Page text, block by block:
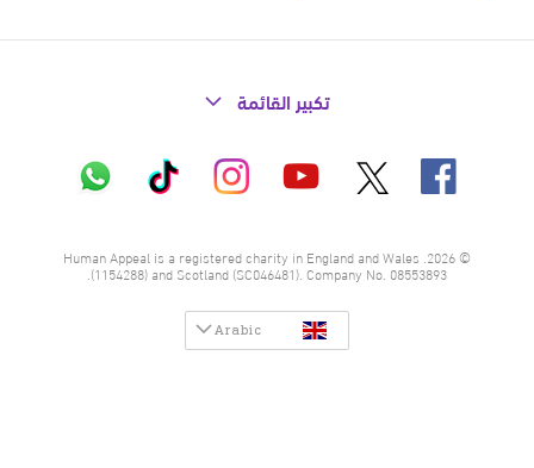
تكبير القائمة
فيسبوك يوتيوب إنستاغرام تيك
توك
واتساب
© 2026. Human Appeal is a registered charity in England and Wales
(1154288) and Scotland (SC046481). Company No. 08553893.
Arabic